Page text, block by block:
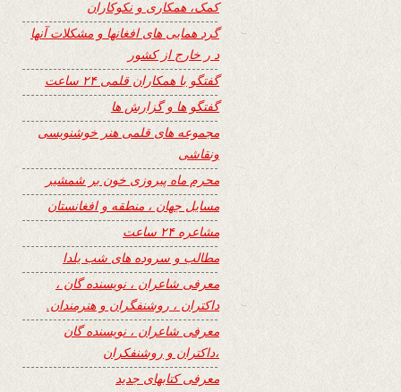
کمک، همکاری و نکوکاران
گرد همایی های افغانها و مشکلات آنها
د ر خارج از کشور
گفتگو با همکاران قلمی ۲۴ ساعت
گفتگو ها و گزارش ها
مجموعه های قلمی هنر خوشنویسی
ونقاشی
محرم ماه پیروزی خون بر شمشیر
مسایل جهان ، منطقه و افغانستان
مشاعره ۲۴ ساعت
مطالب و سروده های شب یلدا
معرفی شاعران ، نویسنده گان ،
داکتران ، روشنفگران و هنرمندان.
معرفی شاعران ، نویسنده گان
،داکتران و روشنفکران
معرفی کتابهای جدید